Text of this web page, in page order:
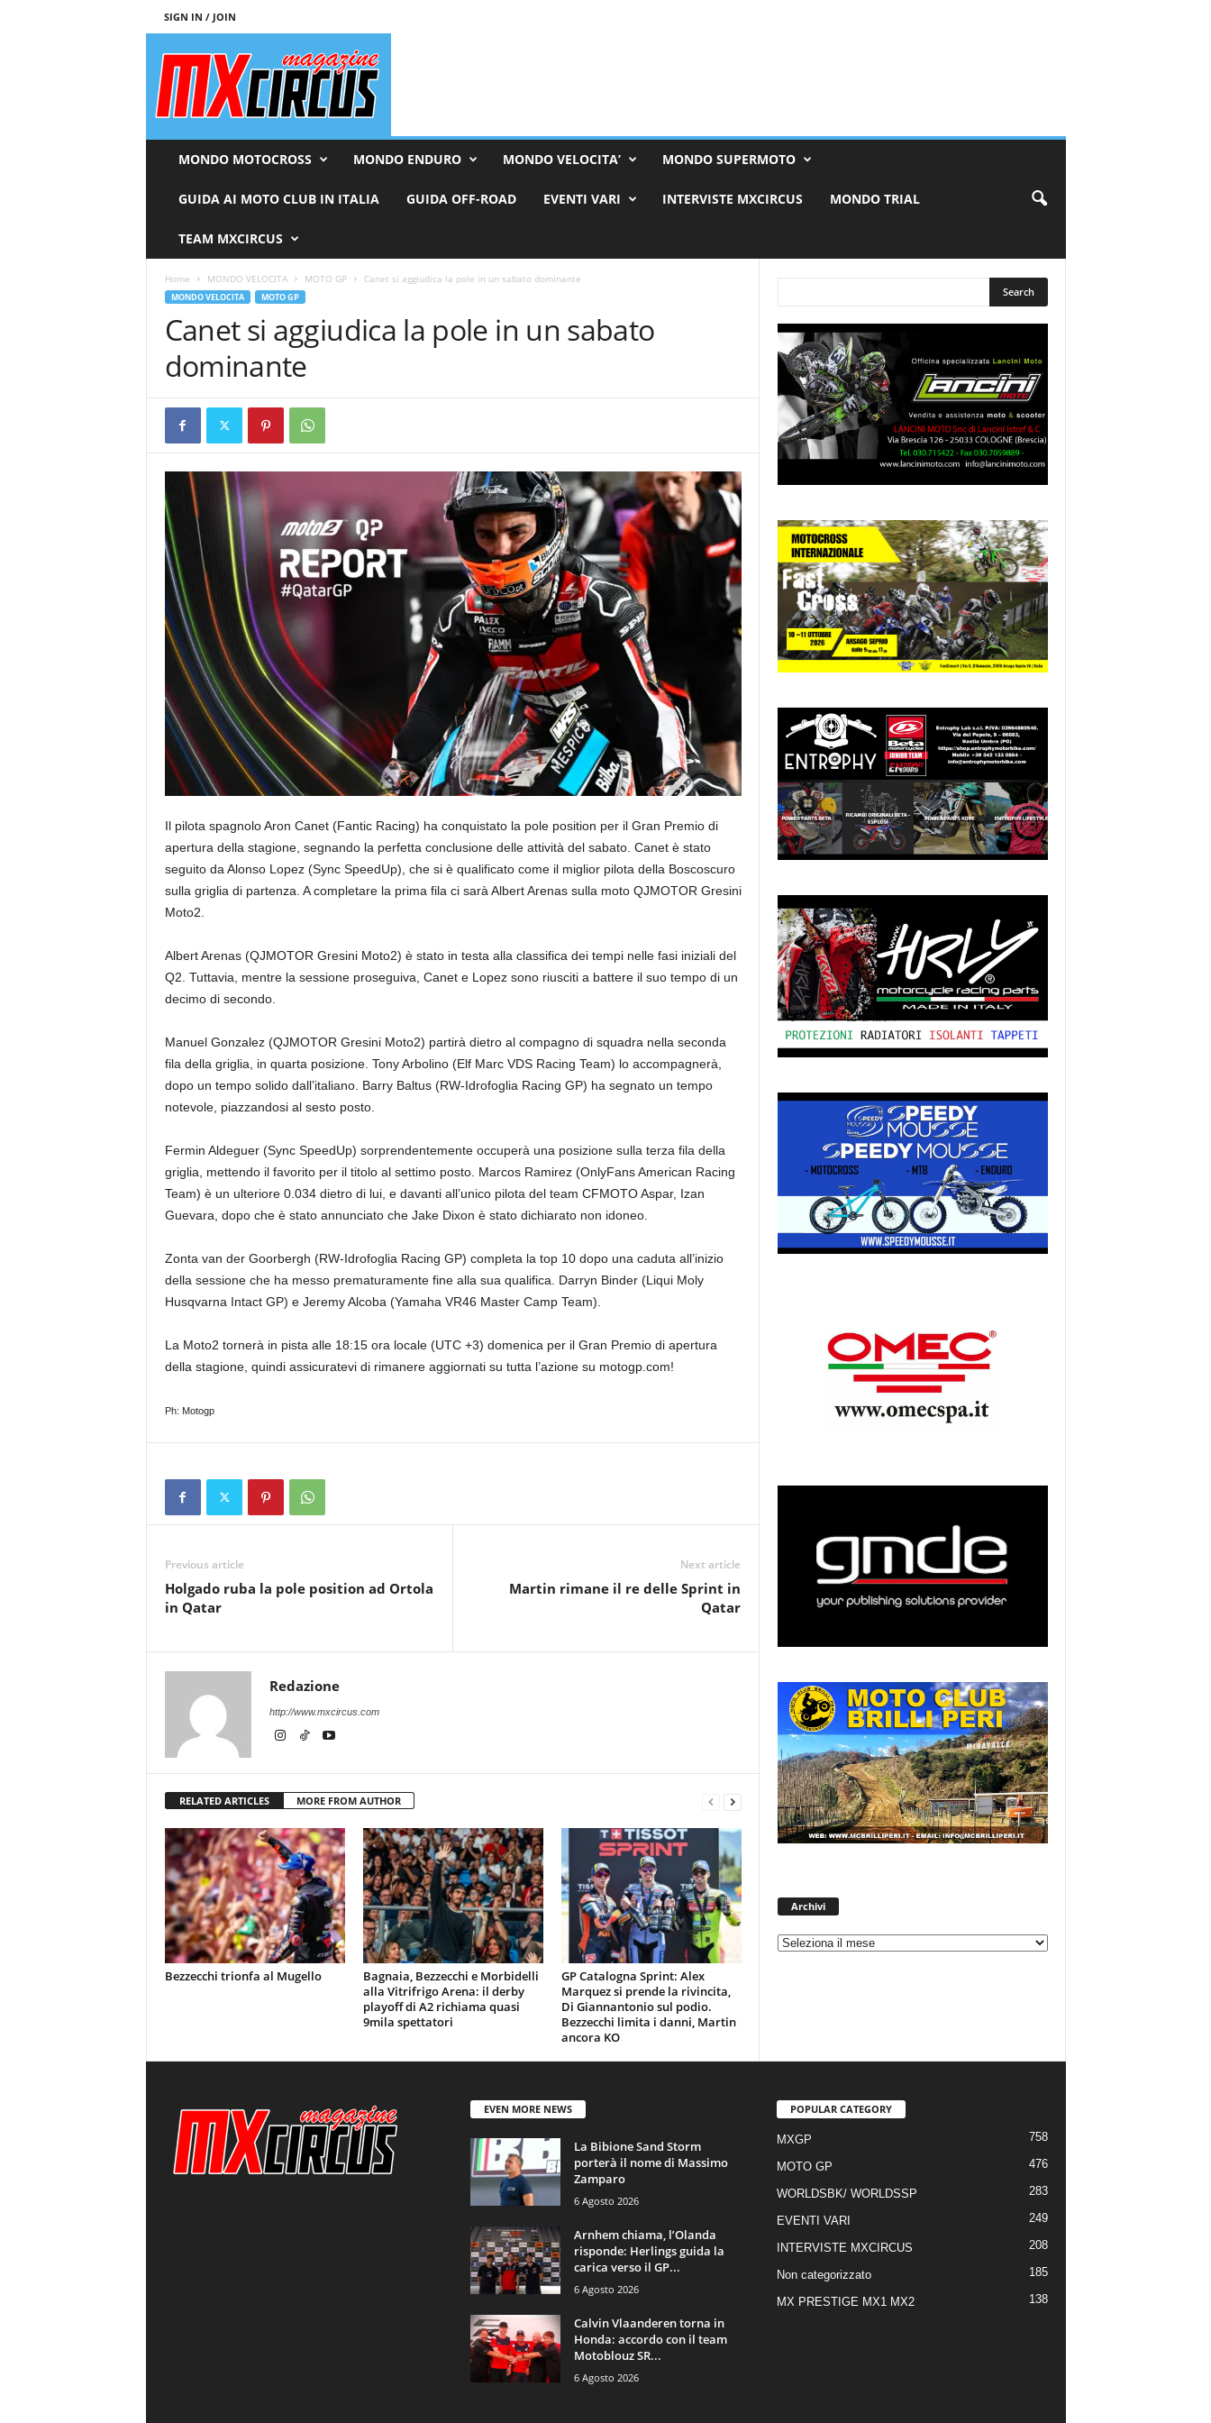
SIGN IN / JOIN
c
MONDO MOTOCROSS MONDO ENDURO MONDO VELOCITA’ MONDO SUPERMOTO
GUIDA AI MOTO CLUB IN ITALIA GUIDA OFF-ROAD EVENTI VARI INTERVISTE MXCIRCUS MONDO TRIAL
TEAM MXCIRCUS
Home MONDO VELOCITA MOTO GP Canet si aggiudica la pole in un sabato dominante
MONDO VELOCITA MOTO GP
Canet si aggiudica la pole in un sabato
dominante
Il pilota spagnolo Aron Canet (Fantic Racing) ha conquistato la pole position per il Gran Premio di
apertura della stagione, segnando la perfetta conclusione delle attività del sabato. Canet è stato
seguito da Alonso Lopez (Sync SpeedUp), che si è qualificato come il miglior pilota della Boscoscuro
sulla griglia di partenza. A completare la prima fila ci sarà Albert Arenas sulla moto QJMOTOR Gresini
Moto2.
Albert Arenas (QJMOTOR Gresini Moto2) è stato in testa alla classifica dei tempi nelle fasi iniziali del
Q2. Tuttavia, mentre la sessione proseguiva, Canet e Lopez sono riusciti a battere il suo tempo di un
decimo di secondo.
Manuel Gonzalez (QJMOTOR Gresini Moto2) partirà dietro al compagno di squadra nella seconda
fila della griglia, in quarta posizione. Tony Arbolino (Elf Marc VDS Racing Team) lo accompagnerà,
dopo un tempo solido dall’italiano. Barry Baltus (RW-Idrofoglia Racing GP) ha segnato un tempo
notevole, piazzandosi al sesto posto.
Fermin Aldeguer (Sync SpeedUp) sorprendentemente occuperà una posizione sulla terza fila della
griglia, mettendo il favorito per il titolo al settimo posto. Marcos Ramirez (OnlyFans American Racing
Team) è un ulteriore 0.034 dietro di lui, e davanti all’unico pilota del team CFMOTO Aspar, Izan
Guevara, dopo che è stato annunciato che Jake Dixon è stato dichiarato non idoneo.
Zonta van der Goorbergh (RW-Idrofoglia Racing GP) completa la top 10 dopo una caduta all’inizio
della sessione che ha messo prematuramente fine alla sua qualifica. Darryn Binder (Liqui Moly
Husqvarna Intact GP) e Jeremy Alcoba (Yamaha VR46 Master Camp Team).
La Moto2 tornerà in pista alle 18:15 ora locale (UTC +3) domenica per il Gran Premio di apertura
della stagione, quindi assicuratevi di rimanere aggiornati su tutta l’azione su motogp.com!
Ph: Motogp
Previous article
Holgado ruba la pole position ad Ortola
in Qatar
Next article
Martin rimane il re delle Sprint in
Qatar
Redazione
http://www.mxcircus.com
RELATED ARTICLES MORE FROM AUTHOR
Bezzecchi trionfa al Mugello
Bagnaia, Bezzecchi e Morbidelli
alla Vitrifrigo Arena: il derby
playoff di A2 richiama quasi
9mila spettatori
GP Catalogna Sprint: Alex
Marquez si prende la rivincita,
Di Giannantonio sul podio.
Bezzecchi limita i danni, Martin
ancora KO
Archivi
EVEN MORE NEWS
La Bibione Sand Storm
porterà il nome di Massimo
Zamparo
6 Agosto 2026
Arnhem chiama, l’Olanda
risponde: Herlings guida la
carica verso il GP...
6 Agosto 2026
Calvin Vlaanderen torna in
Honda: accordo con il team
Motoblouz SR...
6 Agosto 2026
POPULAR CATEGORY
MXGP 758
MOTO GP 476
WORLDSBK/ WORLDSSP 283
EVENTI VARI 249
INTERVISTE MXCIRCUS 208
Non categorizzato 185
MX PRESTIGE MX1 MX2 138